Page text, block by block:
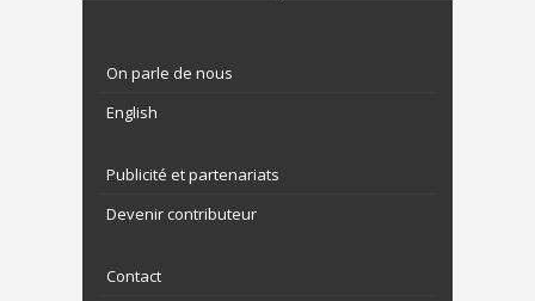
On parle de nous
English
Publicité et partenariats
Devenir contributeur
Contact